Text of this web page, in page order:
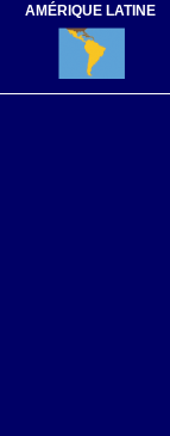
AMÉRIQUE LATINE